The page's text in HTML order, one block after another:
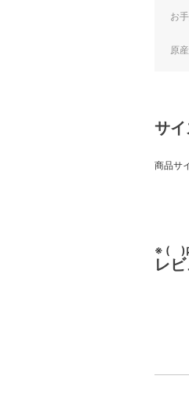
お
原
サ
商品サ
※ ( )
レ